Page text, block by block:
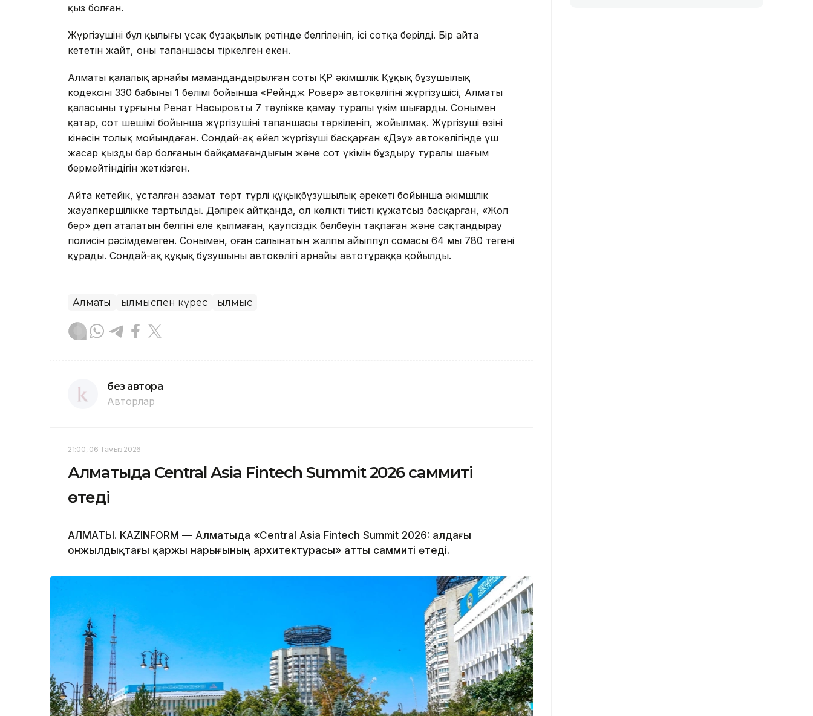
қыз болған.
Жүргізушінің бұл қылығы ұсақ бұзақылық ретінде белгіленіп, ісі сотқа берілді. Бір айта
кететін жайт, оның тапаншасы тіркелген екен.
Алматы қалалық арнайы мамандандырылған соты ҚР әкімшілік Құқық бұзушылық
кодексінің 330 бабының 1 бөлімі бойынша «Рейндж Ровер» автокөлігінің жүргізушісі, Алматы
қаласының тұрғыны Ренат Насыровты 7 тәулікке қамау туралы үкім шығарды. Сонымен
қатар, сот шешімі бойынша жүргізушінің тапаншасы тәркіленіп, жойылмақ. Жүргізуші өзінің
кінәсін толық мойындаған. Сондай-ақ әйел жүргізуші басқарған «Дэу» автокөлігінде үш
жасар қыздың бар болғанын байқамағандығын және сот үкімін бұздыру туралы шағым
бермейтіндігін жеткізген.
Айта кетейік, ұсталған азамат төрт түрлі құқықбұзушылық әрекеті бойынша әкімшілік
жауапкершілікке тартылды. Дәлірек айтқанда, ол көлікті тиісті құжатсыз басқарған, «Жол
бер» деп аталатын белгіні елең қылмаған, қаупсіздік белбеуін тақпаған және сақтандырау
полисін рәсімдемеген. Сонымен, оған салынатын жалпы айыппұл сомасы 64 мың 780 теңгені
құрады. Сондай-ақ құқық бұзушының автокөлігі арнайы автотұраққа қойылды.
Алматы Қылмыспен күрес Қылмыс
без автора
Авторлар
21:00, 06 Тамыз 2026
Алматыда Central Asia Fintech Summit 2026 саммиті
өтеді
АЛМАТЫ. KAZINFORM — Алматыда «Central Asia Fintech Summit 2026: алдағы
онжылдықтағы қаржы нарығының архитектурасы» атты саммиті өтеді.